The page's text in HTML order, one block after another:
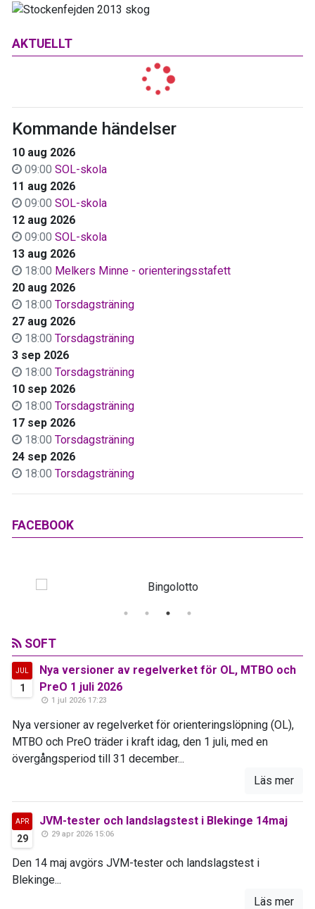
AKTUELLT
Kommande händelser
10 aug 2026
09:00 SOL-skola
11 aug 2026
09:00 SOL-skola
12 aug 2026
09:00 SOL-skola
13 aug 2026
18:00 Melkers Minne - orienteringsstafett
20 aug 2026
18:00 Torsdagsträning
27 aug 2026
18:00 Torsdagsträning
3 sep 2026
18:00 Torsdagsträning
10 sep 2026
18:00 Torsdagsträning
17 sep 2026
18:00 Torsdagsträning
24 sep 2026
18:00 Torsdagsträning
FACEBOOK
SOFT
JUL
1
Nya versioner av regelverket för OL, MTBO och
PreO 1 juli 2026
1 jul 2026 17:23
Nya versioner av regelverket för orienteringslöpning (OL),
MTBO och PreO träder i kraft idag, den 1 juli, med en
övergångsperiod till 31 december...
Läs mer
APR
29
JVM-tester och landslagstest i Blekinge 14maj
29 apr 2026 15:06
Den 14 maj avgörs JVM-tester och landslagstest i
Blekinge...
Läs mer